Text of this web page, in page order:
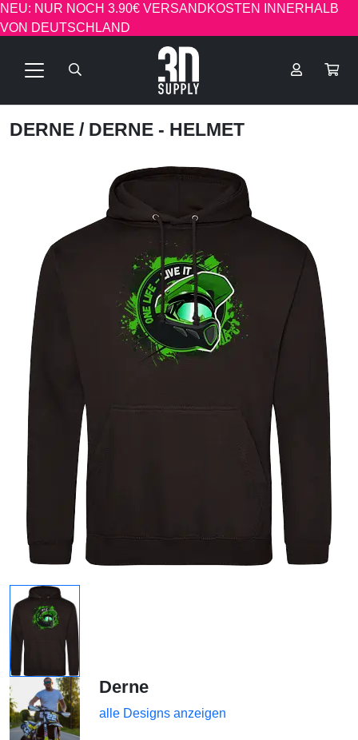
NEU: NUR NOCH 3.90€ VERSANDKOSTEN INNERHALB
VON DEUTSCHLAND
DERNE / DERNE - HELMET
Derne
alle Designs anzeigen